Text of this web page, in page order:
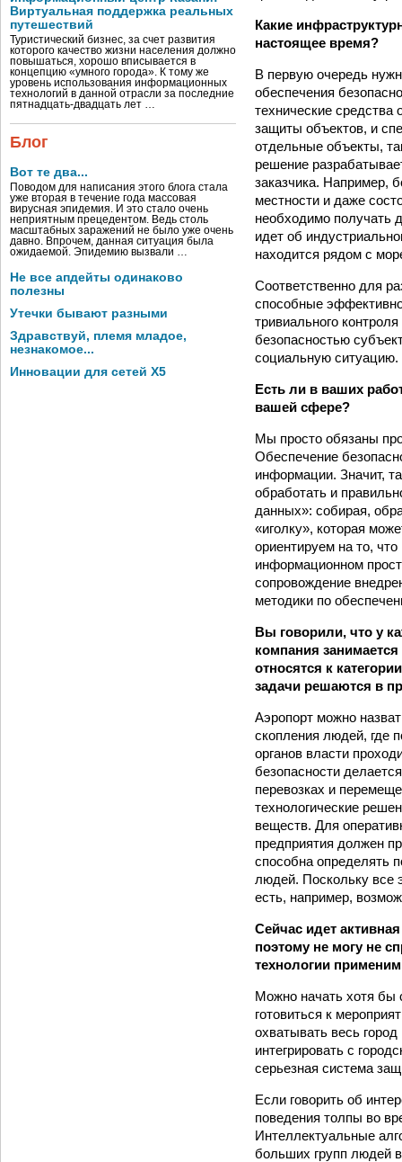
Виртуальная поддержка реальных
путешествий
Туристический бизнес, за счет развития
которого качество жизни населения должно
повышаться, хорошо вписывается в
концепцию «умного города». К тому же
уровень использования информационных
технологий в данной отрасли за последние
пятнадцать-двадцать лет …
Блог
Вот те два...
Поводом для написания этого блога стала
уже вторая в течение года массовая
вирусная эпидемия. И это стало очень
неприятным прецедентом. Ведь столь
масштабных заражений не было уже очень
давно. Впрочем, данная ситуация была
ожидаемой. Эпидемию вызвали …
Не все апдейты одинаково
полезны
Утечки бывают разными
Здравствуй, племя младое,
незнакомое...
Инновации для сетей X5
Какие
настоящее время?
В первую очередь
обеспечения
технические средства
защиты объектов, и
отдельные объекты,
решение
заказчика. Например,
местности и даже
необходимо получать
идет об
находится рядом с
Соответственно для
способные
тривиального
безопасностью
социальную ситуацию.
Есть ли в ваших
вашей сфере?
Мы просто обязаны
Обеспечение
информации. Значит,
обработать и
данных»: собирая,
«иголку», которая
ориентируем на то,
информационном
сопровождение
методики по
Вы говорили, что у
компания
относятся к
задачи решаются в
Аэропорт можно
скопления людей, где
органов власти
безопасности
перевозках и
технологические
веществ. Для
предприятия должен
способна определять
людей. Поскольку все
есть, например,
Сейчас идет
поэтому не могу не
технологии
Можно начать хотя бы
готовиться к
охватывать весь
интегрировать с
серьезная система
Если говорить об
поведения толпы во
Интеллектуальные
больших групп людей